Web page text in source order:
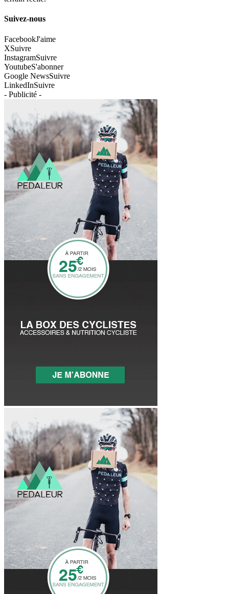
Suivez-nous
FacebookJ'aime
XSuivre
InstagramSuivre
YoutubeS'abonner
Google NewsSuivre
LinkedInSuivre
- Publicité -